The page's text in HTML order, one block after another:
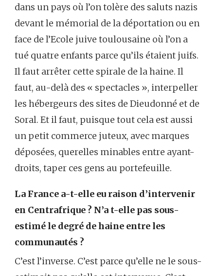
dans un pays où l’on tolère des saluts nazis
devant le mémorial de la déportation ou en
face de l’Ecole juive toulousaine où l’on a
tué quatre enfants parce qu’ils étaient juifs.
Il faut arrêter cette spirale de la haine. Il
faut, au-delà des « spectacles », interpeller
les hébergeurs des sites de Dieudonné et de
Soral. Et il faut, puisque tout cela est aussi
un petit commerce juteux, avec marques
déposées, querelles minables entre ayant-
droits, taper ces gens au portefeuille.
La France a-t-elle eu raison d’intervenir
en Centrafrique ? N’a t-elle pas sous-
estimé le degré de haine entre les
communautés ?
C’est l’inverse. C’est parce qu’elle ne le sous-